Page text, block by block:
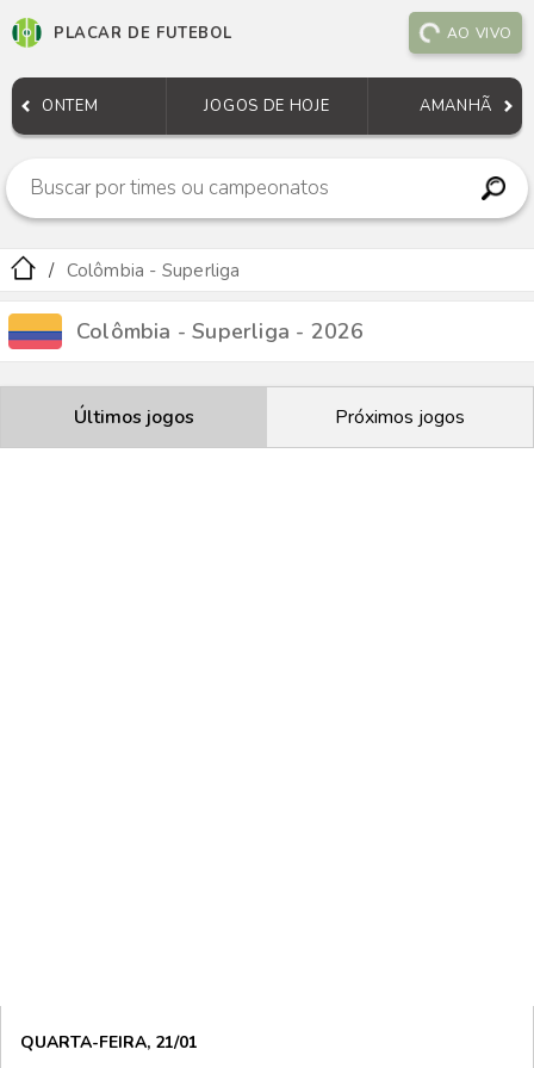
PLACAR DE FUTEBOL AO VIVO
ONTEM JOGOS DE HOJE AMANHÃ
Colômbia - Superliga
Colômbia - Superliga - 2026
Últimos jogos Próximos jogos
QUARTA-FEIRA, 21/01